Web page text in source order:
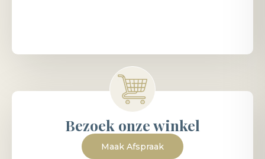
Bezoek onze winkel
Maak Afspraak